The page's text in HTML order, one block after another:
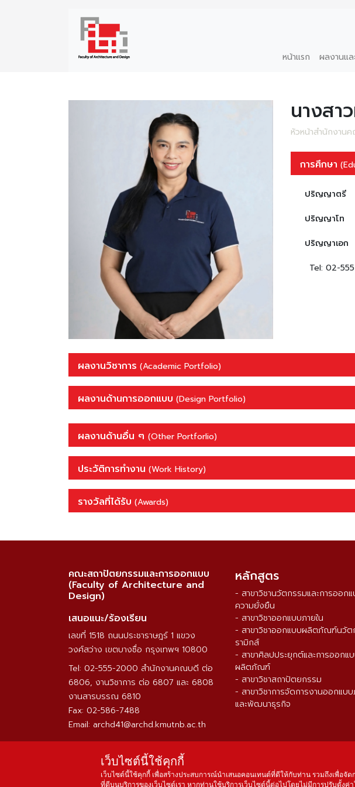
หน้าแรก ผลงานแ
นางส
หัวหน้าสำนักงาน
การศึกษา
ปริญญาตรี
ปริญญาโท
ปริญญาเอก
Tel: 02-
ผลงานวิชาการ (Academic Portfolio)
ผลงานด้านการออกแบบ (Design Portfolio)
ผลงานด้านอื่น ๆ (Other Portforlio)
ประวัติการทำงาน (Work History)
รางวัลที่ได้รับ (Awards)
คณะสถาปัตยกรรมและการออกแบบ
(Faculty of Architecture and
Design)
เสนอแนะ/ร้องเรียน
เลขที่ 1518 ถนนประชาราษฎร์ 1 แขวง
วงศ์สว่าง เขตบางซื่อ กรุงเทพฯ 10800
Tel: 02-555-2000 สำนักงานคณบดี ต่อ
6806, งานวิชาการ ต่อ 6807 และ 6808
งานสารบรรณ 6810
Fax: 02-586-7488
Email: archd41@archd.kmutnb.ac.th
หลักสูตร
- สาขาวิชานวัตกรรมและการออก
ความยั่งยืน
- สาขาวิชาออกแบบภายใน
- สาขาวิชาออกแบบผลิตภัณฑ์นวัต
รามิกส์
- สาขาศิลปประยุกต์และการออกแ
ผลิตภัณฑ์
- สาขาวิชาสถาปัตยกรรม
- สาขาวิชาการจัดการงานออกแบบ
และพัฒนาธุรกิจ
เว็บไซต์นี้ใช้คุกกี้
เว็บไซต์นี้ใช้คุกกี้ เพื่อสร้างประสบการณ์นำเสนอคอนเทนต์ที่ดีให้กับท่าน รวมถึงเพื่อ
ที่ดีบนบริการของเว็บไซต์เรา หากท่านใช้บริการเว็บไซต์นี้ต่อไปโดยไม่มีการปรับตั้ง